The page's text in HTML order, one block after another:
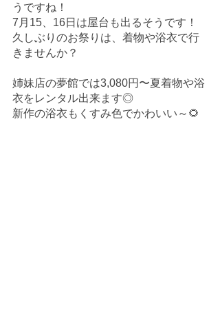
うですね！
7月15、16日は屋台も出るそうです！
久しぶりのお祭りは、着物や浴衣で行
きませんか？
姉妹店の夢館では3,080円〜夏着物や浴
衣をレンタル出来ます◎
新作の浴衣もくすみ色でかわいい～🌻